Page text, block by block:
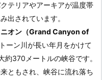
テリアやアーキアが温度帯
出されています。
ニオン（Grand Canyon of
ーン川が長い年月をかけて
370メートルの峡谷です。
ともされ、峡谷に流れ落ち